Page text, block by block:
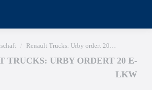
sich hier:Renault Trucks: Urby ordert 20…
TRUCKS: URBY ORDERT 20 E-
LKW